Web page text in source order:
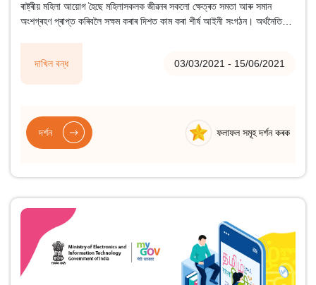
দাখিল বন্ধ 03/03/2021 - 15/06/2021
ৰাষ্ট্ৰীয় মহিলা আয়োগ হৈছে মহিলাসকলক জীৱনৰ সকলো ক্ষেত্ৰত সমতা আৰু সমান
অংশগ্ৰহণ প্ৰাপ্ত কৰিবলৈ সক্ষম কৰাৰ দিশত কাম কৰা শীৰ্ষ আইনী সংগঠন। অৰ্থনৈতিক
দৰ্শন ফলাফল সমূহ দৰ্শন কৰক